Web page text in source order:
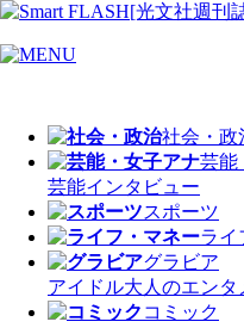
社会・政
芸能
芸能インタビュー
スポーツ
ライ
グラビア
アイドル大人のエンタ
コミック